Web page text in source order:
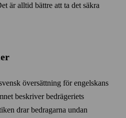
är alltid bättre att ta det säkra
över­sättning för engelskans
beskriver bedrägeriets
drar bedragarna undan